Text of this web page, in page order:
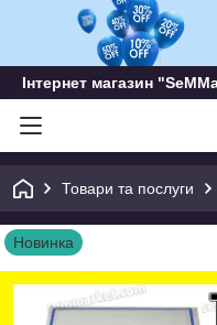
Інтернет магазин
Товари та послуги
Новинка